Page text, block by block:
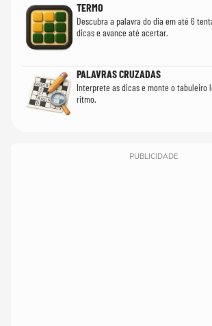
TERMO
Descubra a palavra do dia em até 6
dicas e avance até acertar.
PALAVRAS CRUZADAS
Interprete as dicas e monte o tabuleiro
ritmo.
PUBLICIDADE